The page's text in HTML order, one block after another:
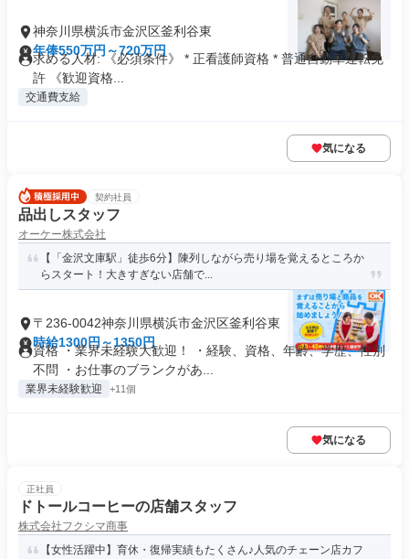
神奈川県横浜市金沢区釜利谷東
年俸550万円～720万円
求める人材: 《必須条件》 * 正看護師資格 * 普通自動車運転免
許 《歓迎資格...
交通費支給
気になる
契約社員
品出しスタッフ
オーケー株式会社
【「金沢文庫駅」徒歩6分】陳列しながら売り場を覚えるところか
らスタート！大きすぎない店舗で...
〒236-0042神奈川県横浜市金沢区釜利谷東
時給1300円～1350円
資格 ・業界未経験大歓迎！ ・経験、資格、年齢、学歴、性別
不問 ・お仕事のブランクがあ...
業界未経験歓迎 +11個
気になる
正社員
ドトールコーヒーの店舗スタッフ
株式会社フクシマ商事
【女性活躍中】育休・復帰実績もたくさん♪人気のチェーン店カフ